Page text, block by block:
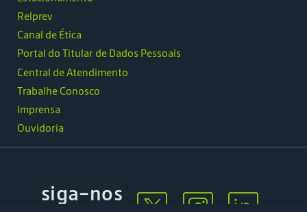
Ouvidoria
Relprev
Canal de Ética
Portal do Titular de Dados Pessoais
Central de Atendimento
Trabalhe Conosco
Imprensa
siga-nos